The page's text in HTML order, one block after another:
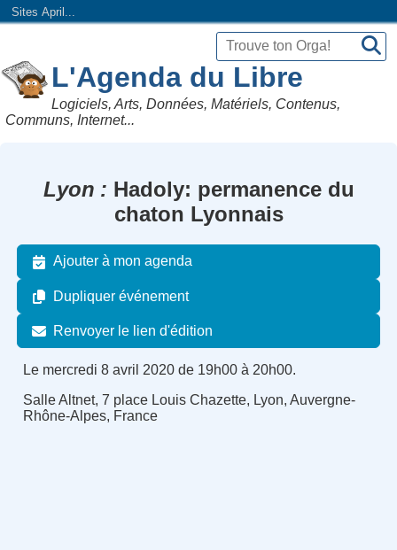
Sites April...
L'Agenda du Libre
Logiciels, Arts, Données, Matériels, Contenus,
Communs, Internet...
Lyon
Hadoly: permanence du
chaton Lyonnais
Ajouter à mon agenda
Dupliquer événement
Renvoyer le lien d'édition
Le mercredi 8 avril 2020 de 19h00 à 20h00.
Salle Altnet, 7 place Louis Chazette, Lyon, Auvergne-
Rhône-Alpes, France